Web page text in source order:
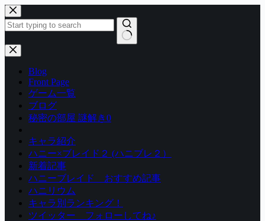
コ
ン
テ
ン
ツ
結
Blog
Front Page
ゲーム一覧
ブログ
秘密の部屋 謎解き0
キャラ紹介
ハニー×ブレイド２ (ハニブレ２）
新着記事
ハニーブレイド おすすめ記事
ハニリウム
キャラ別ランキング！
ツイッター フォローしてね♪